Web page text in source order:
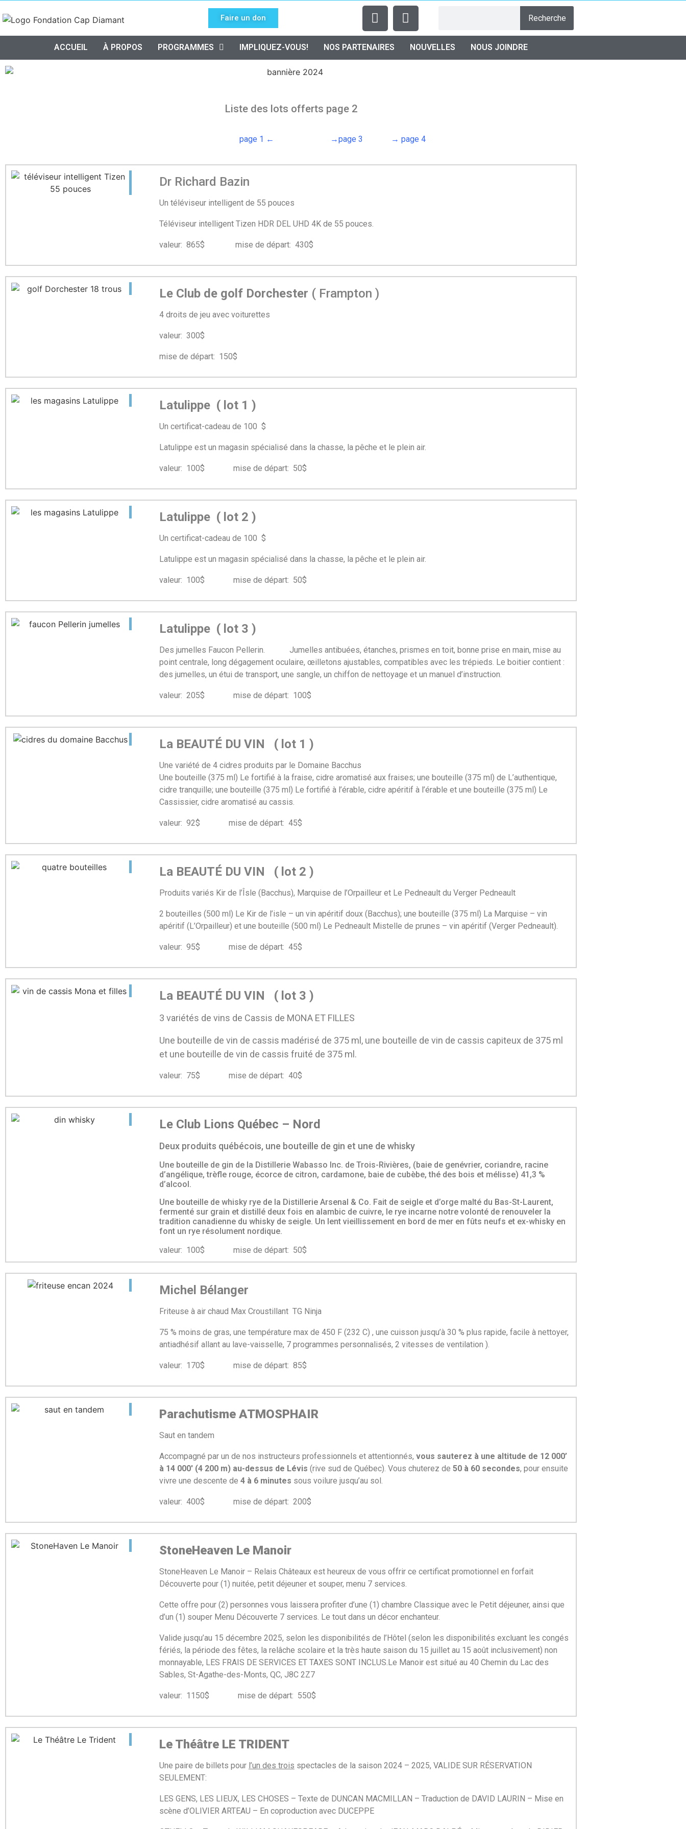
Faire un don Recherche
ACCUEIL À PROPOS PROGRAMMES IMPLIQUEZ-VOUS! NOS PARTENAIRES NOUVELLES NOUS JOINDRE
Liste des lots offerts page 2
page 1 ← →page 3 → page 4
Dr Richard Bazin
Un téléviseur intelligent de 55 pouces
Téléviseur intelligent Tizen HDR DEL UHD 4K de 55 pouces.
valeur: 865$ mise de départ: 430$
Le Club de golf Dorchester ( Frampton )
4 droits de jeu avec voiturettes
valeur: 300$
mise de départ: 150$
Latulippe ( lot 1 )
Un certificat-cadeau de 100 $
Latulippe est un magasin spécialisé dans la chasse, la pêche et le plein air.
valeur: 100$ mise de départ: 50$
Latulippe ( lot 2 )
Un certificat-cadeau de 100 $
Latulippe est un magasin spécialisé dans la chasse, la pêche et le plein air.
valeur: 100$ mise de départ: 50$
Latulippe ( lot 3 )
Des jumelles Faucon Pellerin. Jumelles antibuées, étanches, prismes en toit, bonne prise en main, mise au
point centrale, long dégagement oculaire, œilletons ajustables, compatibles avec les trépieds. Le boitier contient :
des jumelles, un étui de transport, une sangle, un chiffon de nettoyage et un manuel d’instruction.
valeur: 205$ mise de départ: 100$
La BEAUTÉ DU VIN ( lot 1 )
Une variété de 4 cidres produits par le Domaine Bacchus
Une bouteille (375 ml) Le fortifié à la fraise, cidre aromatisé aux fraises; une bouteille (375 ml) de L’authentique,
cidre tranquille; une bouteille (375 ml) Le fortifié à l’érable, cidre apéritif à l’érable et une bouteille (375 ml) Le
Cassissier, cidre aromatisé au cassis.
valeur: 92$ mise de départ: 45$
La BEAUTÉ DU VIN ( lot 2 )
Produits variés Kir de l’Îsle (Bacchus), Marquise de l’Orpailleur et Le Pedneault du Verger Pedneault
2 bouteilles (500 ml) Le Kir de l’isle – un vin apéritif doux (Bacchus); une bouteille (375 ml) La Marquise – vin
apéritif (L’Orpailleur) et une bouteille (500 ml) Le Pedneault Mistelle de prunes – vin apéritif (Verger Pedneault).
valeur: 95$ mise de départ: 45$
La BEAUTÉ DU VIN ( lot 3 )
3 variétés de vins de Cassis de MONA ET FILLES
Une bouteille de vin de cassis madérisé de 375 ml, une bouteille de vin de cassis capiteux de 375 ml
et une bouteille de vin de cassis fruité de 375 ml.
valeur: 75$ mise de départ: 40$
Le Club Lions Québec – Nord
Deux produits québécois, une bouteille de gin et une de whisky
Une bouteille de gin de la Distillerie Wabasso Inc. de Trois-Rivières, (baie de genévrier, coriandre, racine
d’angélique, trèfle rouge, écorce de citron, cardamone, baie de cubèbe, thé des bois et mélisse) 41,3 %
d’alcool.
Une bouteille de whisky rye de la Distillerie Arsenal & Co. Fait de seigle et d’orge malté du Bas-St-Laurent,
fermenté sur grain et distillé deux fois en alambic de cuivre, le rye incarne notre volonté de renouveler la
tradition canadienne du whisky de seigle. Un lent vieillissement en bord de mer en fûts neufs et ex-whisky en
font un rye résolument nordique.
valeur: 100$ mise de départ: 50$
Michel Bélanger
Friteuse à air chaud Max Croustillant TG Ninja
75 % moins de gras, une température max de 450 F (232 C) , une cuisson jusqu’à 30 % plus rapide, facile à nettoyer,
antiadhésif allant au lave-vaisselle, 7 programmes personnalisés, 2 vitesses de ventilation ).
valeur: 170$ mise de départ: 85$
Parachutisme ATMOSPHAIR
Saut en tandem
Accompagné par un de nos instructeurs professionnels et attentionnés, vous sauterez à une altitude de 12 000’
à 14 000′ (4 200 m) au-dessus de Lévis (rive sud de Québec). Vous chuterez de 50 à 60 secondes, pour ensuite
vivre une descente de 4 à 6 minutes sous voilure jusqu’au sol.
valeur: 400$ mise de départ: 200$
StoneHeaven Le Manoir
StoneHeaven Le Manoir – Relais Châteaux est heureux de vous offrir ce certificat promotionnel en forfait
Découverte pour (1) nuitée, petit déjeuner et souper, menu 7 services.
Cette offre pour (2) personnes vous laissera profiter d’une (1) chambre Classique avec le Petit déjeuner, ainsi que
d’un (1) souper Menu Découverte 7 services. Le tout dans un décor enchanteur.
Valide jusqu’au 15 décembre 2025, selon les disponibilités de l’Hôtel (selon les disponibilités excluant les congés
fériés, la période des fêtes, la relâche scolaire et la très haute saison du 15 juillet au 15 août inclusivement) non
monnayable, LES FRAIS DE SERVICES ET TAXES SONT INCLUS. Le Manoir est situé au 40 Chemin du Lac des
Sables, St-Agathe-des-Monts, QC, J8C 2Z7
valeur: 1150$ mise de départ: 550$
Le Théâtre LE TRIDENT
Une paire de billets pour l’un des trois spectacles de la saison 2024 – 2025, VALIDE SUR RÉSERVATION
SEULEMENT:
LES GENS, LES LIEUX, LES CHOSES – Texte de DUNCAN MACMILLAN – Traduction de DAVID LAURIN – Mise en
scène d’OLIVIER ARTEAU – En coproduction avec DUCEPPE